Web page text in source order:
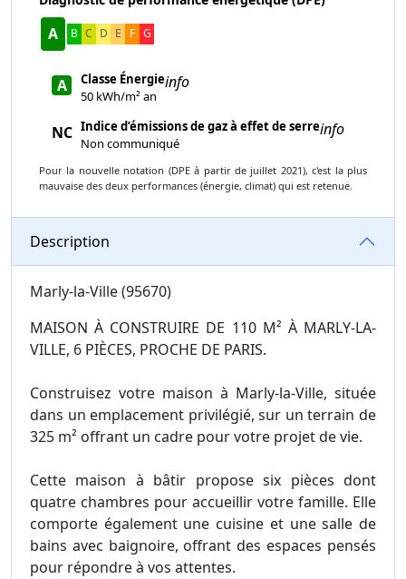
A B C D E F G
A
Classe Énergie
50 kWh/m² an
info
NC Indice d’émissions de gaz à effet de serre
Non communiqué
info
Pour la nouvelle notation (DPE à partir de juillet 2021), c'est la plus
mauvaise des deux performances (énergie, climat) qui est retenue.
Description
Marly-la-Ville (95670)
MAISON À CONSTRUIRE DE 110 M² À MARLY-LA-
VILLE, 6 PIÈCES, PROCHE DE PARIS.
Construisez votre maison à Marly-la-Ville, située
dans un emplacement privilégié, sur un terrain de
325 m² offrant un cadre pour votre projet de vie.
Cette maison à bâtir propose six pièces dont
quatre chambres pour accueillir votre famille. Elle
comporte également une cuisine et une salle de
bains avec baignoire, offrant des espaces pensés
pour répondre à vos attentes.